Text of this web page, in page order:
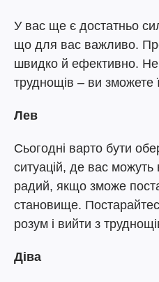
У вас ще є достатньо
що для вас важливо.
швидко й ефективно.
труднощів – ви зможете
Лев
Сьогодні варто бути
ситуацій, де вас
радий, якщо зможе
становище.
розум і вийти з
Діва